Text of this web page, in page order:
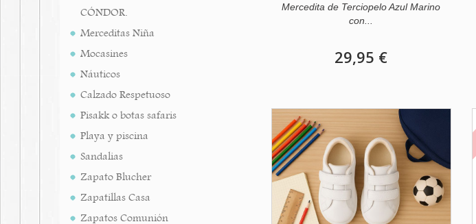
CÓNDOR.
Merceditas Niña
Mocasines
Náuticos
Calzado Respetuoso
Pisakk o botas safaris
Playa y piscina
Sandalias
Zapato Blucher
Zapatillas Casa
Zapatos Comunión
Mercedita de Terciopelo Azul Marino
con...
29,95 €